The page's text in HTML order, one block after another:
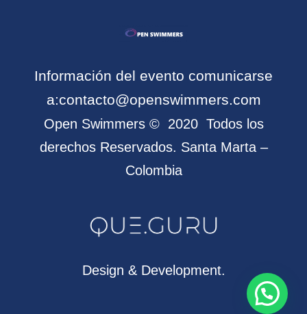
Información del evento comunicarse
a:contacto@openswimmers.com
Open Swimmers © 2020 Todos los
derechos Reservados. Santa Marta –
Colombia
Design & Development.